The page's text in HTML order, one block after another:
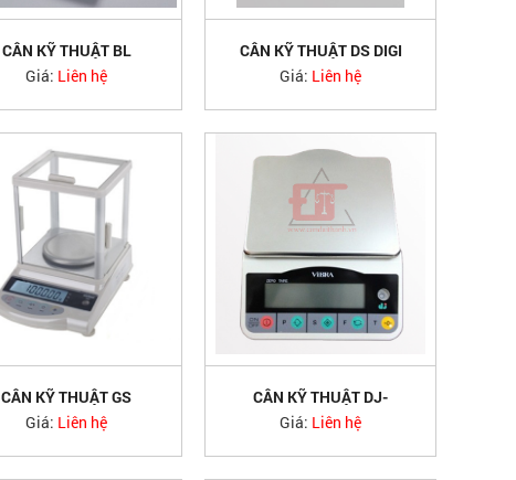
CÂN KỸ THUẬT BL
SHIMADZU
Giá: Liên hệ
CÂN KỸ THUẬT DS DIGI
Giá: Liên hệ
CÂN KỸ THUẬT GS
SHINKO
Giá: Liên hệ
CÂN KỸ THUẬT DJ-
SHINKO VIBRA
Giá: Liên hệ